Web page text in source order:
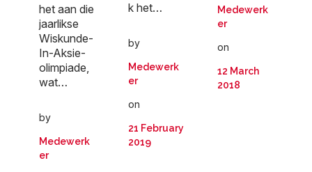
het aan die
jaarlikse
Wiskunde-
In-Aksie-
olimpiade,
wat…
by
Medewerk
er
k het…
by
Medewerk
er
on
21 February
2019
Medewerk
er
on
12 March
2018